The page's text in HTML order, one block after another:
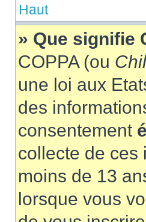
Haut
» Que signifie
COPPA (ou
une loi aux
des
consentement
collecte de ces
moins de 13
lorsque vous